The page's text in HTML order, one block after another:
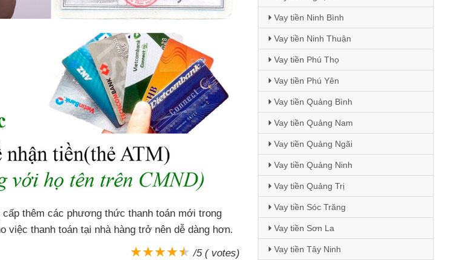
thêm các phương thức thanh toán mới trong
việc thanh toán tại nhà hàng trở nên dễ dàng hơn.
/5 ( votes)
Vay tiền Ninh Bình
Vay tiền Ninh Thuận
Vay tiền Phú Thọ
Vay tiền Phú Yên
Vay tiền Quảng Bình
Vay tiền Quảng Nam
Vay tiền Quảng Ngãi
Vay tiền Quảng Ninh
Vay tiền Quảng Trị
Vay tiền Sóc Trăng
Vay tiền Sơn La
Vay tiền Tây Ninh